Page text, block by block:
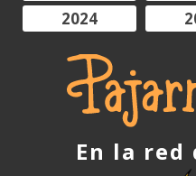
2024
En la red